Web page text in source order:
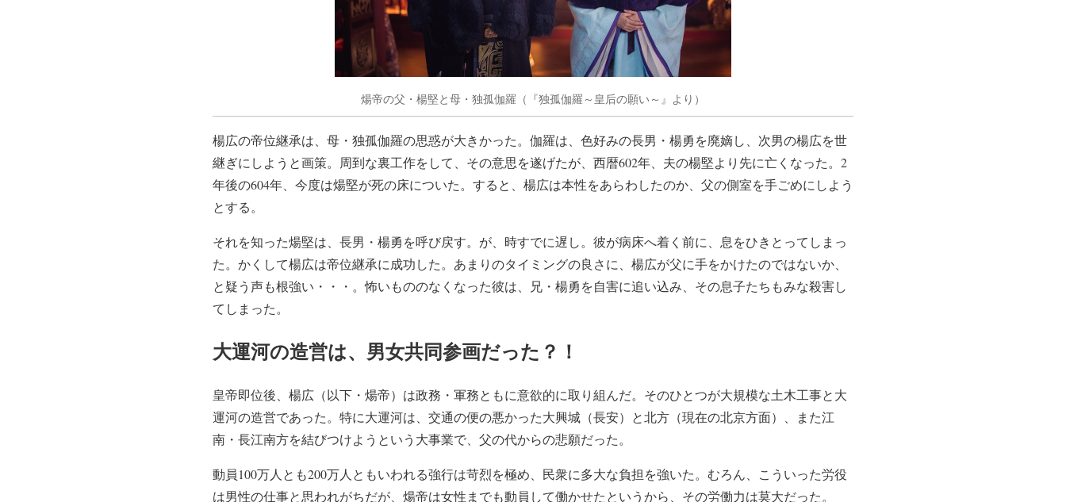
煬帝の父・楊堅と母・独孤伽羅（『独孤伽羅～皇后の願い～』より）
楊広の帝位継承は、母・独孤伽羅の思惑が大きかった。伽羅は、色好みの長男・楊勇を廃嫡し、次男の楊広を世
継ぎにしようと画策。周到な裏工作をして、その意思を遂げたが、西暦602年、夫の楊堅より先に亡くなった。2
年後の604年、今度は煬堅が死の床についた。すると、楊広は本性をあらわしたのか、父の側室を手ごめにしよう
とする。
それを知った煬堅は、長男・楊勇を呼び戻す。が、時すでに遅し。彼が病床へ着く前に、息をひきとってしまっ
た。かくして楊広は帝位継承に成功した。あまりのタイミングの良さに、楊広が父に手をかけたのではないか、
と疑う声も根強い・・・。怖いもののなくなった彼は、兄・楊勇を自害に追い込み、その息子たちもみな殺害し
てしまった。
大運河の造営は、男女共同参画だった？！
皇帝即位後、楊広（以下・煬帝）は政務・軍務ともに意欲的に取り組んだ。そのひとつが大規模な土木工事と大
運河の造営であった。特に大運河は、交通の便の悪かった大興城（長安）と北方（現在の北京方面）、また江
南・長江南方を結びつけようという大事業で、父の代からの悲願だった。
動員100万人とも200万人ともいわれる強行は苛烈を極め、民衆に多大な負担を強いた。むろん、こういった労役
は男性の仕事と思われがちだが、煬帝は女性までも動員して働かせたというから、その労働力は莫大だった。